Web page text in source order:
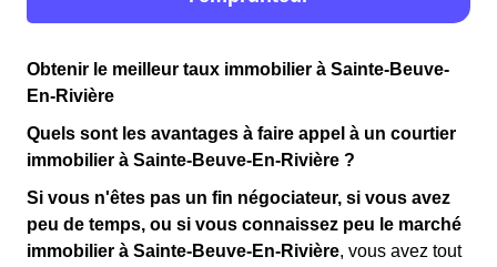
Obtenir le meilleur taux immobilier à Sainte-Beuve-
En-Rivière
Quels sont les avantages à faire appel à un courtier
immobilier à Sainte-Beuve-En-Rivière ?
Si vous n'êtes pas un fin négociateur, si vous avez
peu de temps, ou si vous connaissez peu le marché
immobilier à Sainte-Beuve-En-Rivière, vous avez tout